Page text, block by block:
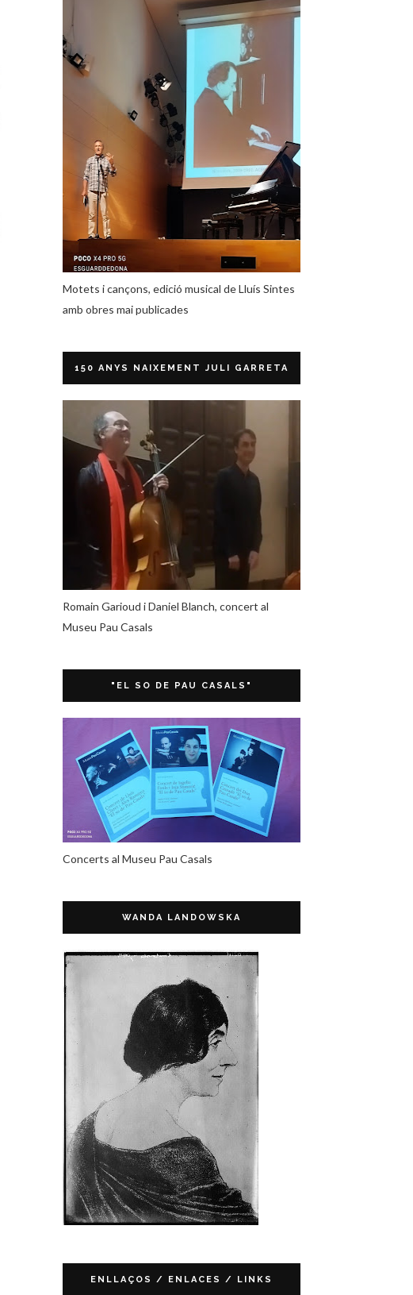
Motets i cançons, edició musical de Lluís Sintes
amb obres mai publicades
150 ANYS NAIXEMENT JULI GARRETA
Romain Garioud i Daniel Blanch, concert al
Museu Pau Casals
"EL SO DE PAU CASALS"
Concerts al Museu Pau Casals
WANDA LANDOWSKA
ENLLAÇOS / ENLACES / LINKS